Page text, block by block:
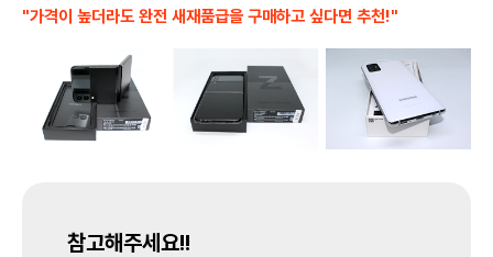
"가격이 높더라도 완전 새재품급을 구매하고 싶다면 추천!"
참고해주세요!!